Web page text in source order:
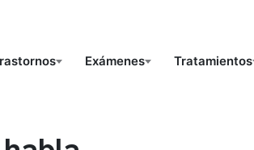
Exámenes Tratamientos